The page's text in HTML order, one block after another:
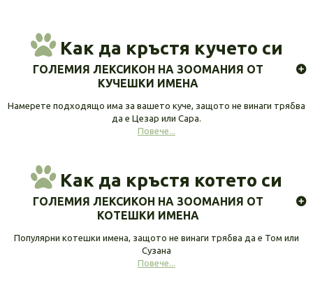
Как да кръстя кучето си
ГОЛЕМИЯ ЛЕКСИКОН НА ЗООМАНИЯ ОТ
КУЧЕШКИ ИМЕНА
Намерете подходящо има за вашето куче, защото не винаги трябва
да е Цезар или Сара.
Повече...
Как да кръстя котето си
ГОЛЕМИЯ ЛЕКСИКОН НА ЗООМАНИЯ ОТ
КОТЕШКИ ИМЕНА
Популярни котешки имена, защото не винаги трябва да е Том или
Сузана
Повече...